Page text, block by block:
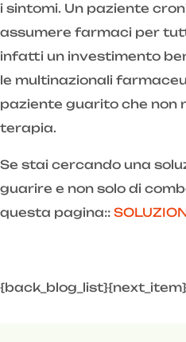
i sintomi. Un paziente
assumere farmaci per
infatti un investimento
le multinazionali
paziente guarito che non
terapia.
Se stai cercando una
guarire e non solo di
questa pagina::
{back_blog_list}{next_item}